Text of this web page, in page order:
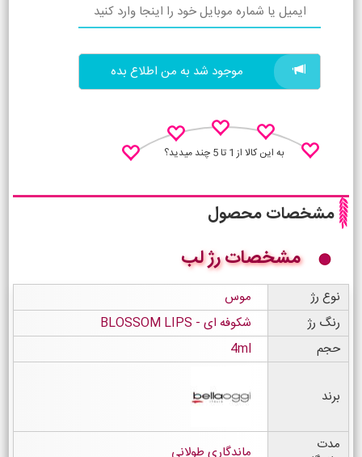
موجود شد به من اطلاع بده
به این کالا از 1 تا 5 چند میدید؟
نظـر منو اعلام کن
مشخصات محصول
مشخصات رژ لب
نوع رژ
موس
رنگ رژ
شکوفه ای - BLOSSOM LIPS
حجم
4ml
برند
مدت
ماندگاری طولانی